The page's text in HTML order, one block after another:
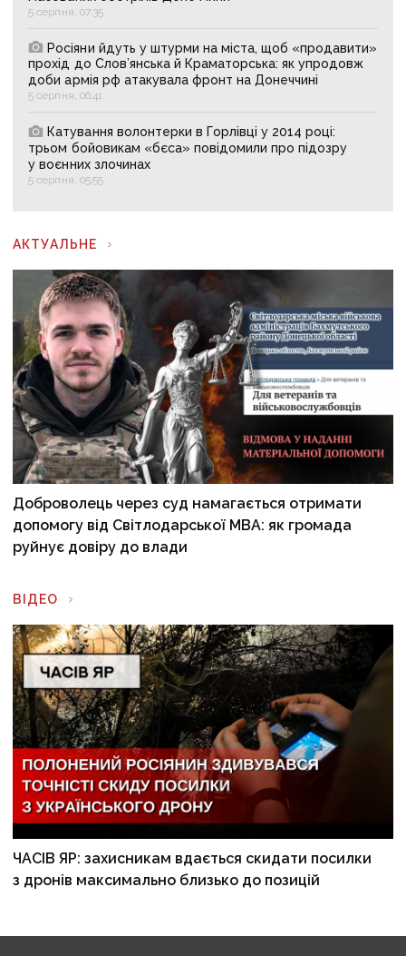
5 серпня, 07:35
Росіяни йдуть у штурми на міста, щоб «продавити»
прохід до Слов’янська й Краматорська: як упродовж
доби армія рф атакувала фронт на Донеччині
5 серпня, 06:41
Катування волонтерки в Горлівці у 2014 році:
трьом бойовикам «бєса» повідомили про підозру
у воєнних злочинах
5 серпня, 05:55
АКТУАЛЬНЕ
Доброволець через суд намагається отримати
допомогу від Світлодарської МВА: як громада
руйнує довіру до влади
ВІДЕО
ЧАСІВ ЯР: захисникам вдається скидати посилки
з дронів максимально близько до позицій